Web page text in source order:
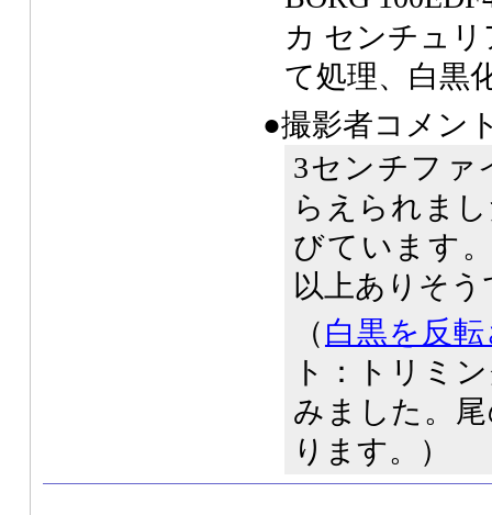
カ センチュリ
て処理、白黒
●撮影者コメン
3センチファ
らえられま
びています
以上ありそう
（ 白黒を反
ト：トリミ
みました。
ります。）